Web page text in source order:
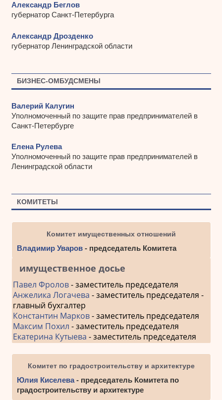
Александр Беглов
губернатор Санкт-Петербурга
Александр Дрозденко
губернатор Ленинградской области
БИЗНЕС-ОМБУДСМЕНЫ
Валерий Калугин
Уполномоченный по защите прав предпринимателей в
Санкт-Петербурге
Елена Рулева
Уполномоченный по защите прав предпринимателей в
Ленинградской области
КОМИТЕТЫ
Комитет имущественных отношений
Владимир Уваров- председатель Комитета
имущественное досье
Павел Фролов- заместитель председателя
Анжелика Логачева - заместитель председателя -
главный бухгалтер
Константин Марков- заместитель председателя
Максим Похил - заместитель председателя
Екатерина Кутыева - заместитель председателя
Комитет по градостроительству и архитектуре
Юлия Киселева- председатель Комитета по
градостроительству и архитектуре